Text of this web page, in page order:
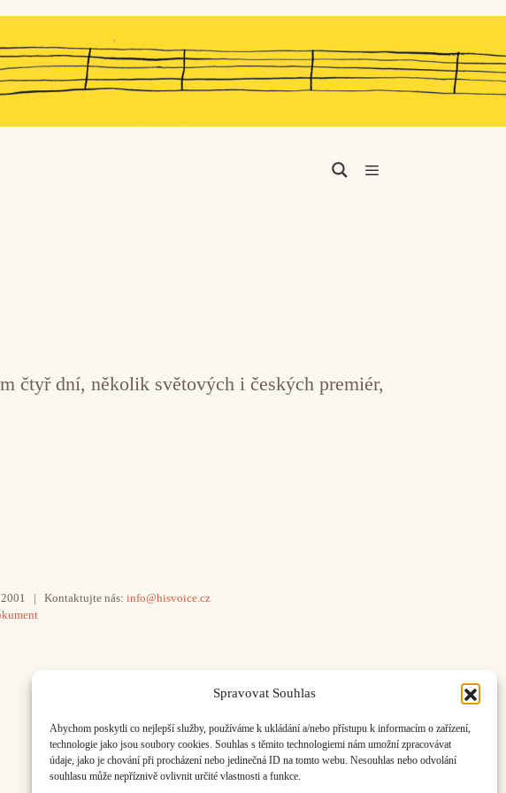
Spravovat Souhlas
Abychom poskytli co nejlepší služby, používáme k ukládání a/nebo přístupu k informacím o zařízení,
technologie jako jsou soubory cookies. Souhlas s těmito technologiemi nám umožní zpracovávat
údaje, jako je chování při procházení nebo jedinečná ID na tomto webu. Nesouhlas nebo odvolání
souhlasu může nepříznivě ovlivnit určité vlastnosti a funkce.
čtyř dní, několik světových i českých premiér,
| Kontaktujte nás: info@hisvoice.cz